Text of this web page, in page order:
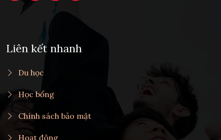
Liên kết nhanh
Du học
Học bổng
Chính sách bảo mật
Hoạt động